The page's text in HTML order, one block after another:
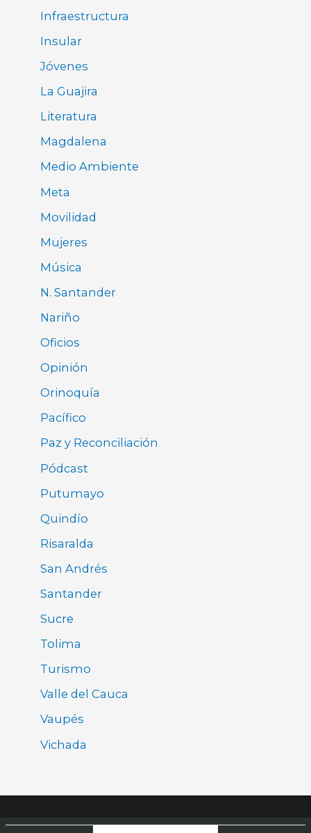
Infraestructura
Insular
Jóvenes
La Guajira
Literatura
Magdalena
Medio Ambiente
Meta
Movilidad
Mujeres
Música
N. Santander
Nariño
Oficios
Opinión
Orinoquía
Pacífico
Paz y Reconciliación
Pódcast
Putumayo
Quindío
Risaralda
San Andrés
Santander
Sucre
Tolima
Turismo
Valle del Cauca
Vaupés
Vichada